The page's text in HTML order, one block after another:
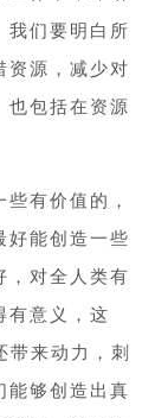
我们要明白所
资源，减少对
也包括在资源
有价值的，
好能创造一些
，对全人类有
有意义，这
带来动力，刺
能够创造出真